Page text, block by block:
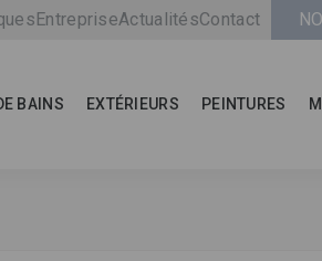
BAINS EXTÉRIEURS PEINTURES
EntrepriseActualitésContact